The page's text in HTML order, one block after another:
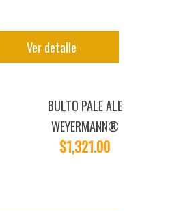
Ver detalle
BULTO PALE ALE
WEYERMANN®
$1,321.00